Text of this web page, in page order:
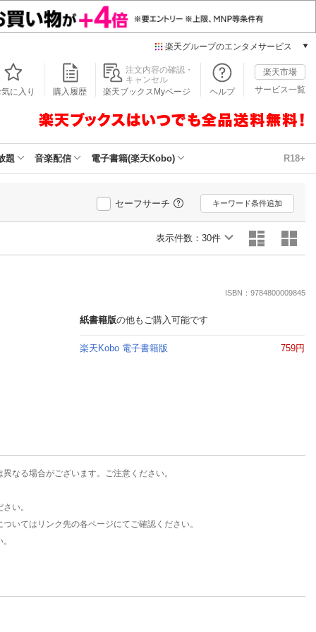
楽天グループのエンタメサービス
本/ゲーム/CD/DVD
楽天ブックス
楽天Kobo
動画配信
楽天TV
動画配信ガイド
楽天チケット
気に入り 購入履歴
注文内容の確認・
キャンセル
楽天ブックスMyページ
ヘルプ
楽天市場
サービス一覧
題 音楽配信 電子書籍(楽天Kobo) R18+
セーフサーチ キーワード条件追加
表示件数： 30件
ISBN：9784800009845
紙書籍版の他もご購入可能です
楽天Kobo 電子書籍版 759円
なる場合がございます。ご注意ください。
い。
いてはリンク先の各ページにてご確認ください。